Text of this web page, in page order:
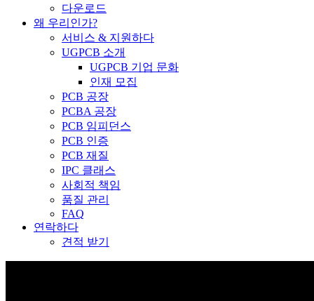
다운로드
왜 우리인가?
서비스 & 지원하다
UGPCB 소개
UGPCB 기업 문화
인재 모집
PCB 공장
PCBA 공장
PCB 임피던스
PCB 인증
PCB 재질
IPC 클래스
사회적 책임
품질 관리
FAQ
연락하다
견적 받기